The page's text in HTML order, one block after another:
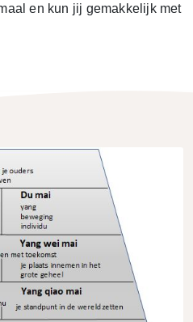
en kun jij gemakkelijk met